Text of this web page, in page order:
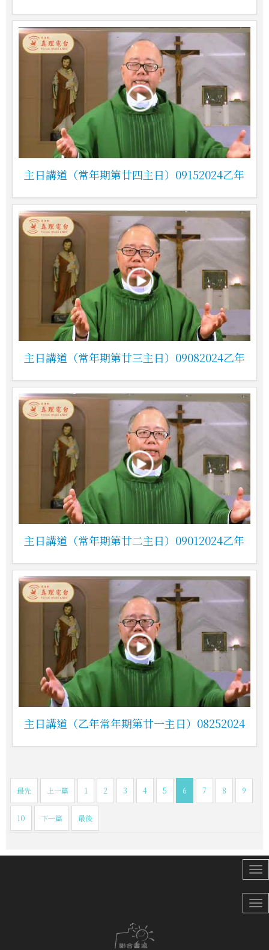
主日講道（常年期第廿四主日）09152024乙年
主日講道（常年期第廿三主日）09082024乙年
主日講道（常年期第廿二主日）09012024乙年
主日講道（乙年常年期第廿一主日）08252024
最先 上一篇 1 2 3 4 5 6 7 8 9
10 下一篇 最後